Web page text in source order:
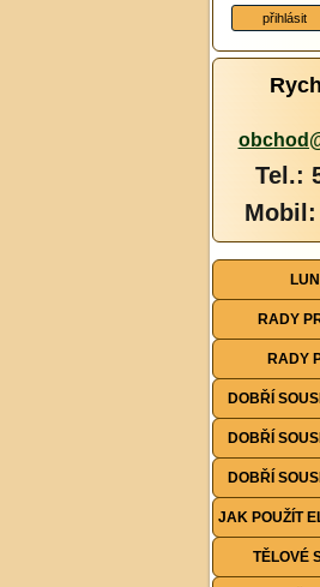
Tel.:
Mobil:
RADY
RADY
DOBŘÍ
DOBŘÍ
DOBŘÍ
JAK POUŽÍT
TĚLOVÉ